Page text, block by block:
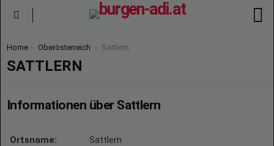
You are here:
Home Oberösterreich Sattlern
SATTLERN
Informationen über Sattlern
Ortsname: Sattlern